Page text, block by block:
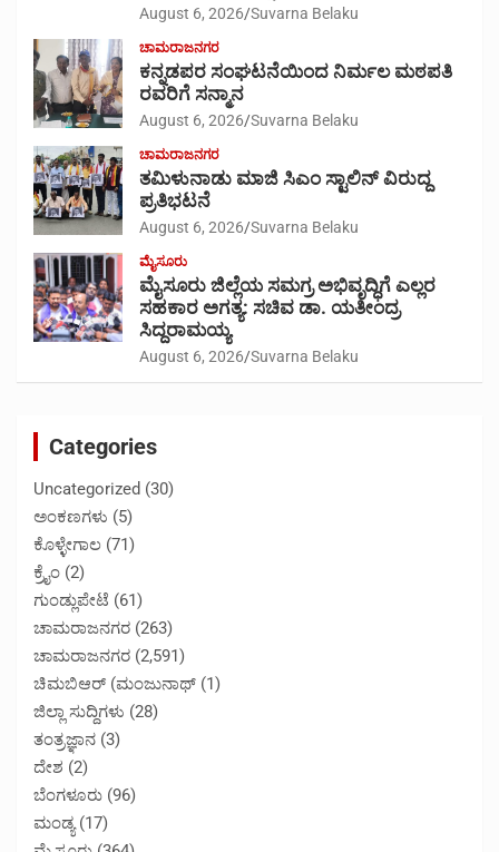
August 6, 2026 Suvarna Belaku
ಚಾಮರಾಜನಗರ
ಕನ್ನಡಪರ ಸಂಘಟನೆಯಿಂದ ನಿರ್ಮಲ ಮಠಪತಿ
ರವರಿಗೆ ಸನ್ಮಾನ
August 6, 2026 Suvarna Belaku
ಚಾಮರಾಜನಗರ
ತಮಿಳುನಾಡು ಮಾಜಿ ಸಿಎಂ ಸ್ಟಾಲಿನ್ ವಿರುದ್ದ
ಪ್ರತಿಭಟನೆ
August 6, 2026 Suvarna Belaku
ಮೈಸೂರು
ಮೈಸೂರು ಜಿಲ್ಲೆಯ ಸಮಗ್ರ ಅಭಿವೃದ್ಧಿಗೆ ಎಲ್ಲರ
ಸಹಕಾರ ಅಗತ್ಯ: ಸಚಿವ ಡಾ. ಯತೀಂದ್ರ
ಸಿದ್ದರಾಮಯ್ಯ
August 6, 2026 Suvarna Belaku
Categories
Uncategorized (30)
ಅಂಕಣಗಳು (5)
ಕೊಳ್ಳೇಗಾಲ (71)
ಕ್ರೈಂ (2)
ಗುಂಡ್ಲುಪೇಟೆ (61)
ಚಾಮರಾಜನಗರ (263)
ಚಾಮರಾಜನಗರ (2,591)
ಚಿಮಬಿಆರ್ (ಮಂಜುನಾಥ್ (1)
ಜಿಲ್ಲಾ ಸುದ್ದಿಗಳು (28)
ತಂತ್ರಜ್ಞಾನ (3)
ದೇಶ (2)
ಬೆಂಗಳೂರು (96)
ಮಂಡ್ಯ(17)